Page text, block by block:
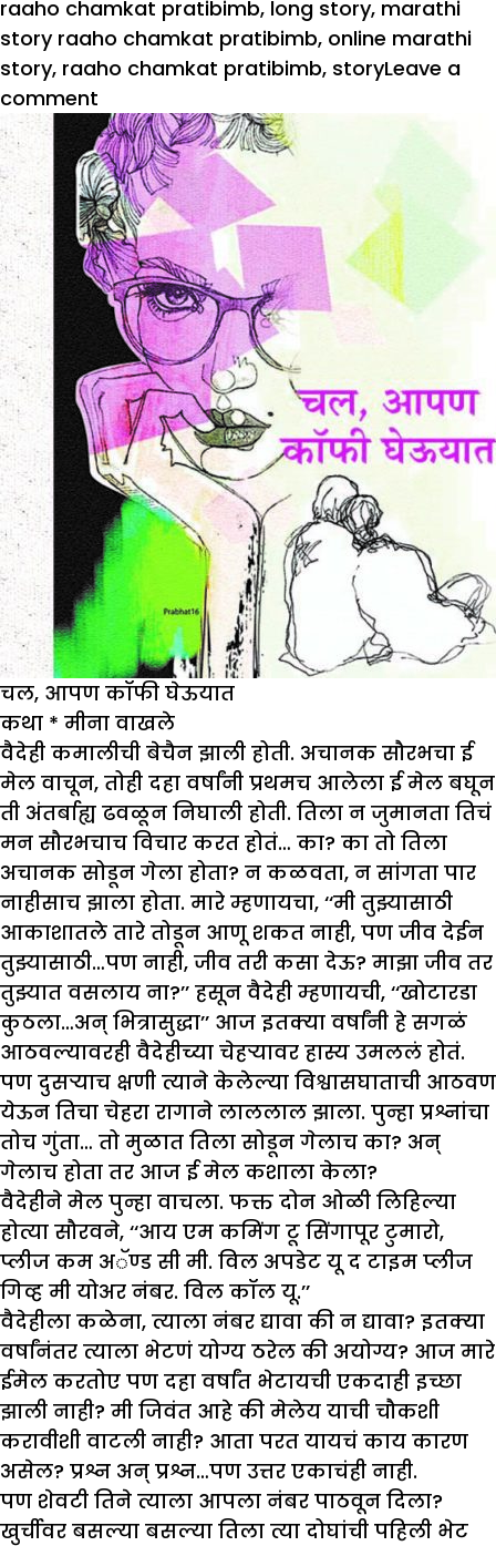
raaho chamkat pratibimb, long story, marathi
story raaho chamkat pratibimb, online marathi
story, raaho chamkat pratibimb, storyLeave a
comment
राहो
चमकत
प्रतिबिंब
चल, आपण कॉफी घेऊयात
कथा * मीना वाखले
वैदेही कमालीची बेचैन झाली होती. अचानक सौरभचा ई
मेल वाचून, तोही दहा वर्षांनी प्रथमच आलेला ई मेल बघून
ती अंतर्बाह्य ढवळून निघाली होती. तिला न जुमानता तिचं
मन सौरभचाच विचार करत होतं… का? का तो तिला
अचानक सोडून गेला होता? न कळवता, न सांगता पार
नाहीसाच झाला होता. मारे म्हणायचा, ‘‘मी तुझ्यासाठी
आकाशातले तारे तोडून आणू शकत नाही, पण जीव देईन
तुझ्यासाठी…पण नाही, जीव तरी कसा देऊ? माझा जीव तर
तुझ्यात वसलाय ना?’’ हसून वैदेही म्हणायची, ‘‘खोटारडा
कुठला…अन् भित्रासुद्धा’’ आज इतक्या वर्षांनी हे सगळं
आठवल्यावरही वैदेहीच्या चेहऱ्यावर हास्य उमललं होतं.
पण दुसऱ्याच क्षणी त्याने केलेल्या विश्वासघाताची आठवण
येऊन तिचा चेहरा रागाने लाललाल झाला. पुन्हा प्रश्नांचा
तोच गुंता… तो मुळात तिला सोडून गेलाच का? अन्
गेलाच होता तर आज ई मेल कशाला केला?
वैदेहीने मेल पुन्हा वाचला. फक्त दोन ओळी लिहिल्या
होत्या सौरवने, ‘‘आय एम कमिंग टू सिंगापूर टुमारो,
प्लीज कम अॅण्ड सी मी. विल अपडेट यू द टाइम प्लीज
गिव्ह मी योअर नंबर. विल कॉल यू.’’
वैदेहीला कळेना, त्याला नंबर द्यावा की न द्यावा? इतक्या
वर्षांनंतर त्याला भेटणं योग्य ठरेल की अयोग्य? आज मारे
ईमेल करतोए पण दहा वर्षांत भेटायची एकदाही इच्छा
झाली नाही? मी जिवंत आहे की मेलेय याची चौकशी
करावीशी वाटली नाही? आता परत यायचं काय कारण
असेल? प्रश्न अन् प्रश्न…पण उत्तर एकाचंही नाही.
पण शेवटी तिने त्याला आपला नंबर पाठवून दिला?
खुर्चीवर बसल्या बसल्या तिला त्या दोघांची पहिली भेट